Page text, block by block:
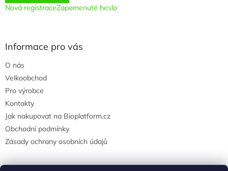
Nová registraceZapomenuté heslo
Informace pro vás
O nás
Velkoobchod
Pro výrobce
Kontakty
Jak nakupovat na Bioplatform.cz
Obchodní podmínky
Zásady ochrany osobních údajů